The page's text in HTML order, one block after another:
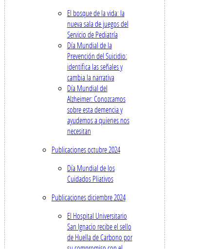
El bosque de la vida: la
nueva sala de juegos del
Servicio de Pediatría
Día Mundial de la
Prevención del Suicidio:
identifica las señales y
cambia la narrativa
Día Mundial del
Alzheimer: Conozcamos
sobre esta demencia y
ayudemos a quienes nos
necesitan
Publicaciones octubre 2024
Día Mundial de los
Cuidados Pliativos
Publicaciones diciembre 2024
El Hospital Universitario
San Ignacio recibe el sello
de Huella de Carbono por